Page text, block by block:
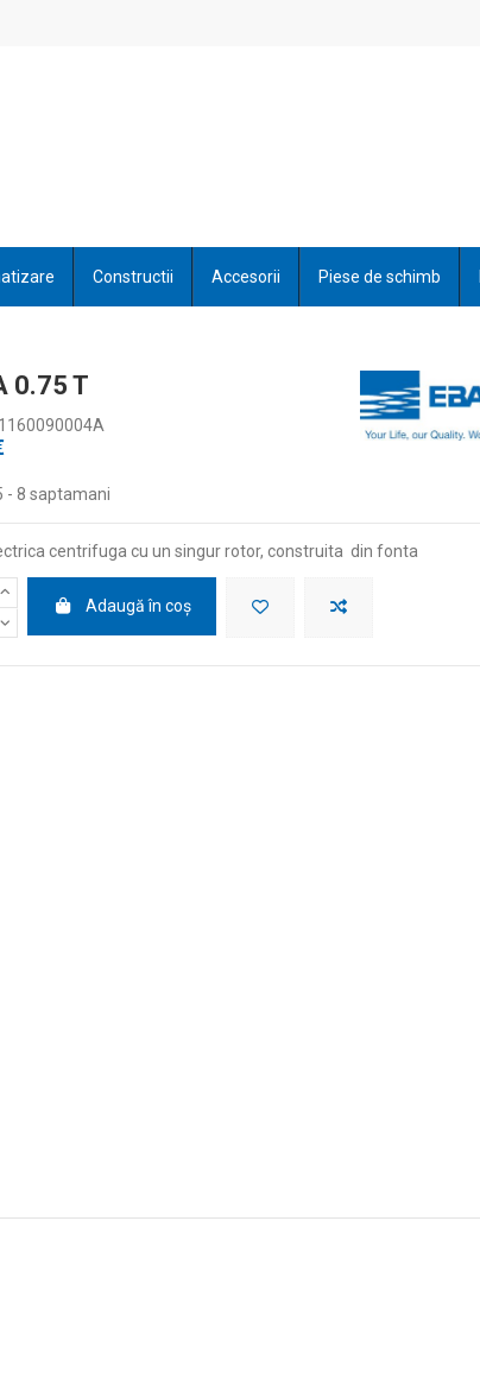
Constructii Accesorii Piese de schimb
0.75 T
1160090004A
- 8 saptamani
centrifuga cu un singur rotor, construita din fonta
Adaugă în coș